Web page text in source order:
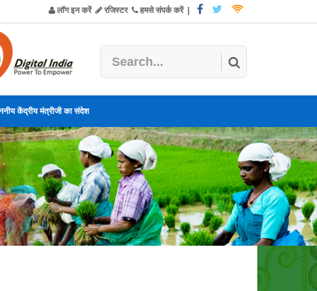
लॉग इन करें रजिस्टर हमसे संपर्क करें|
केंद्रीय मंत्रीजी का संदेश